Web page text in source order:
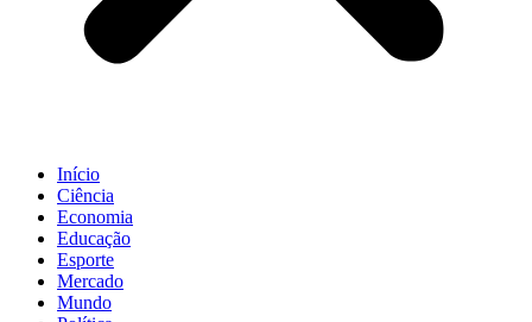
Início
Ciência
Economia
Educação
Esporte
Mercado
Mundo